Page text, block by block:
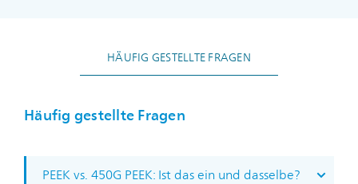
HÄUFIG GESTELLTE FRAGEN
Häufig gestellte Fragen
PEEK vs. 450G PEEK: Ist das ein und dasselbe?